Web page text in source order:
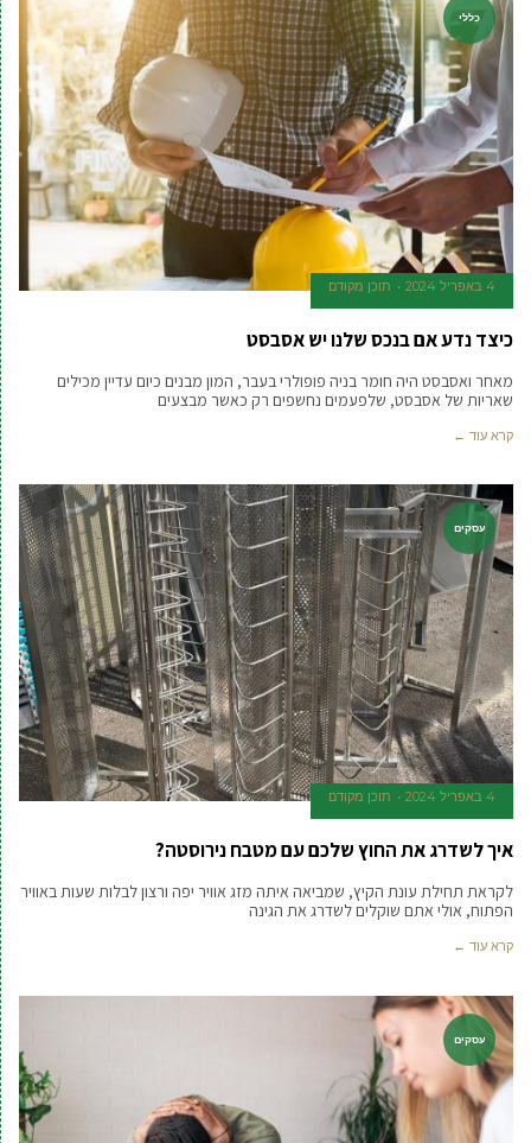
כללי
4 באפריל 2024 תוכן מקודם
כיצד נדע אם בנכס שלנו יש אסבסט
מאחר ואסבסט היה חומר בניה פופולרי בעבר, המון מבנים כיום עדיין מכילים
שאריות של אסבסט, שלפעמים נחשפים רק כאשר מבצעים
קרא עוד ←
עסקים
4 באפריל 2024 תוכן מקודם
איך לשדרג את החוץ שלכם עם מטבח נירוסטה?
לקראת תחילת עונת הקיץ, שמביאה איתה מזג אוויר יפה ורצון לבלות שעות באוויר
הפתוח, אולי אתם שוקלים לשדרג את הגינה
קרא עוד ←
עסקים